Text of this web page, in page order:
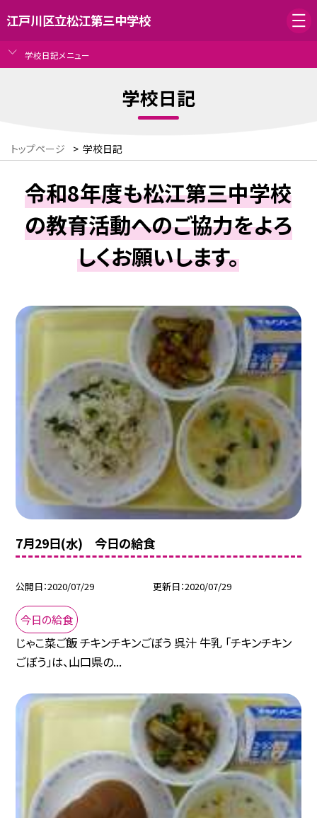
江戸川区立松江第三中学校
学校日記メニュー
学校日記
トップページ > 学校日記
令和8年度も松江第三中学校
の教育活動へのご協力をよろ
しくお願いします。
7月29日(水) 今日の給食
公開日 2020/07/29 更新日 2020/07/29
今日の給食
じゃこ菜ご飯 チキンチキンごぼう 呉汁 牛乳 「チキンチキン
ごぼう」は、山口県の...